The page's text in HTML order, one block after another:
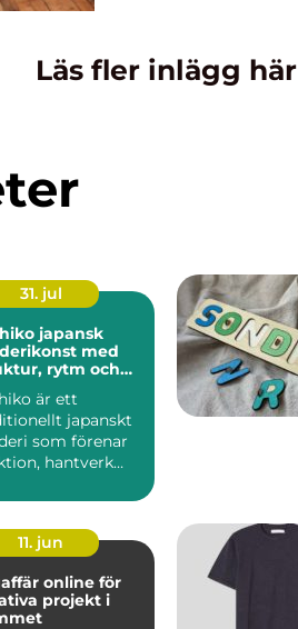
Läs fler inlägg här
31. jul
japansk
med
rytm och
är ett
japanskt
som förenar
hantverk
11. jun
online för
projekt i